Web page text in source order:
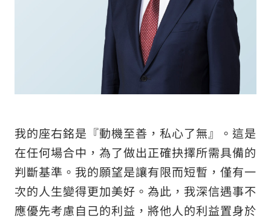
English 繁體中文
關於網站的使用
關於金融商品販賣等的招攬方針
關於如何應對金融商品交易等投訴的資訊
我的座右銘是『動機至善，私心了無』。這是
在任何場合中，為了做出正確抉擇所需具備的
判斷基準。我的願望是讓有限而短暫，僅有一
次的人生變得更加美好。為此，我深信遇事不
應優先考慮自己的利益，將他人的利益置身於